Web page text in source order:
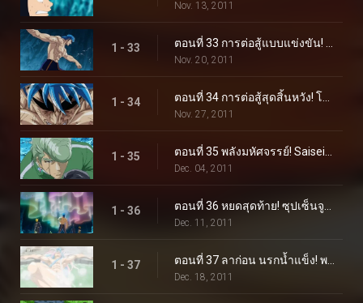
Nov. 13, 2011
1 - 33
Nov. 20, 2011
1 - 34
Nov. 27, 2011
1 - 35
Dec. 04, 2011
1 - 36
Dec. 11, 2011
1 - 37
Dec. 18, 2011